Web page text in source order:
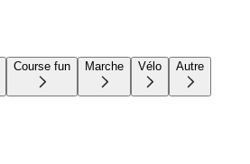
Course fun Marche Vélo Autre